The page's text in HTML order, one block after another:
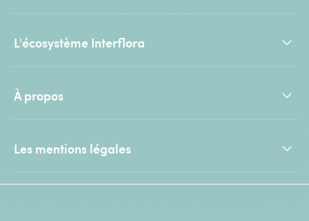
L'écosystème Interflora
À propos
Les mentions légales